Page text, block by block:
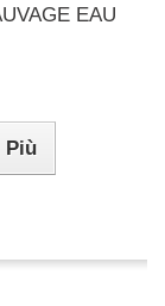
EAU
Più